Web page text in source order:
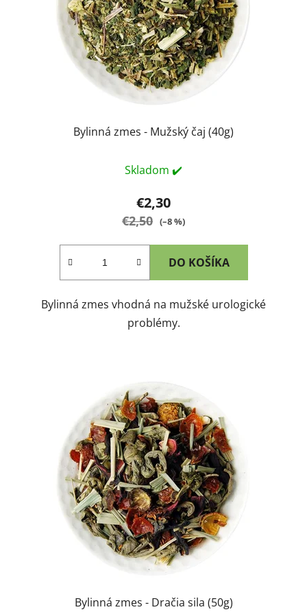
Bylinná zmes - Mužský čaj (40g)
Skladom ✔️
€2,30
€2,50 (–8 %)
DO KOŠÍKA
Bylinná zmes vhodná na mužské urologické
problémy.
Bylinná zmes - Dračia sila (50g)